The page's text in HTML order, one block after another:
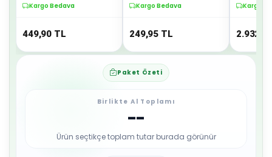
Kargo Bedava
449,90 TL
Kargo Bedava
249,95 TL
Kargo
Paket Özeti
Birlikte Al Toplamı
--
Ürün seçtikçe toplam tutar burada görünür